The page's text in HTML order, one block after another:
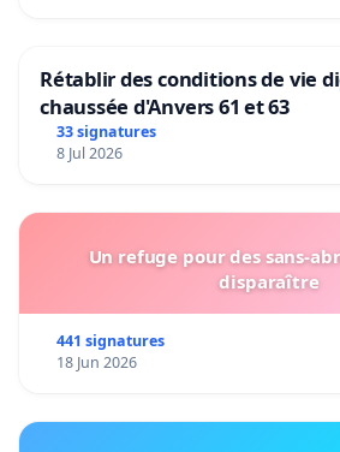
Rétablir des conditions de vie
chaussée d'Anvers 61 et 63
33 signatures
8 Jul 2026
Un refuge pour des sans-
disparaître
441 signatures
18 Jun 2026